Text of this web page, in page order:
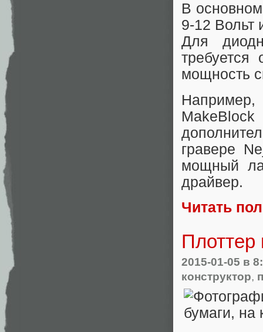
В
9-12 Вольт
Для
мощность
MakeBlock
гравере
мощный
драйвер.
Читать
Плоттер
2015-01-05 в
конструктор,